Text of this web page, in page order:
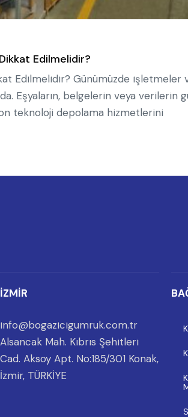
Edilmelidir?
Edilmelidir? Günümüzde
Eşyaların, belgelerin veya verilerin
teknoloji depolama hizmetlerini
İZMİR
info@bogazicigumruk.com.tr
Alsancak Mah. Kıbrıs Şehitleri
Cad. Aksoy Apt. No:185/301 Konak,
İzmir, TÜRKİYE